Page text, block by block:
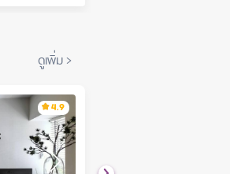
ดูเพิ่ม>
4.9